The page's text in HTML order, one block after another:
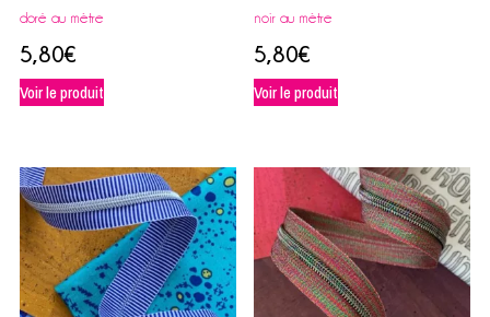
doré au mètre
5,80€
Voir le produit
noir au mètre
5,80€
Voir le produit